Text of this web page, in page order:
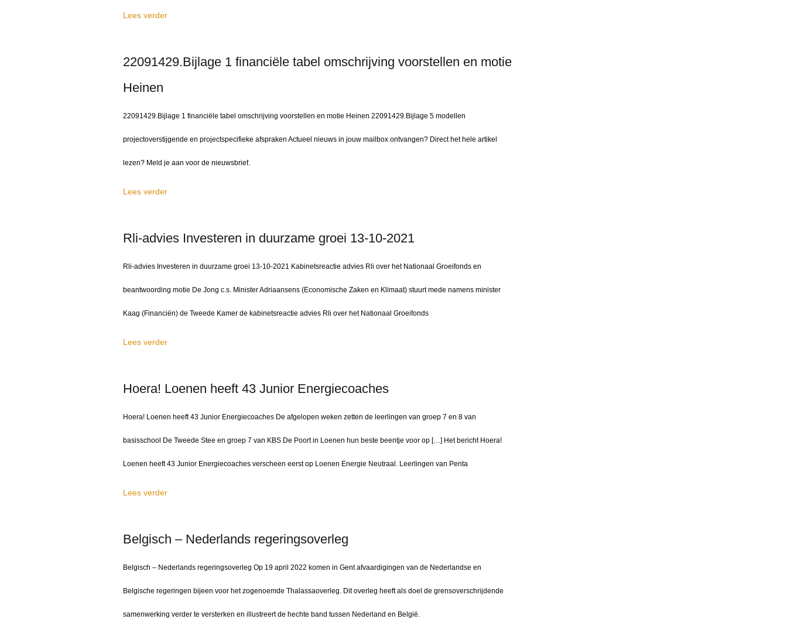
Lees verder
22091429.Bijlage 1 financiële tabel omschrijving voorstellen en motie
Heinen
22091429.Bijlage 1 financiële tabel omschrijving voorstellen en motie Heinen 22091429.Bijlage 5 modellen
projectoverstijgende en projectspecifieke afspraken Actueel nieuws in jouw mailbox ontvangen? Direct het hele artikel
lezen? Meld je aan voor de nieuwsbrief.
Lees verder
Rli-advies Investeren in duurzame groei 13-10-2021
Rli-advies Investeren in duurzame groei 13-10-2021 Kabinetsreactie advies Rli over het Nationaal Groeifonds en
beantwoording motie De Jong c.s. Minister Adriaansens (Economische Zaken en Klimaat) stuurt mede namens minister
Kaag (Financiën) de Tweede Kamer de kabinetsreactie advies Rli over het Nationaal Groeifonds
Lees verder
Hoera! Loenen heeft 43 Junior Energiecoaches
Hoera! Loenen heeft 43 Junior Energiecoaches De afgelopen weken zetten de leerlingen van groep 7 en 8 van
basisschool De Tweede Stee en groep 7 van KBS De Poort in Loenen hun beste beentje voor op […] Het bericht Hoera!
Loenen heeft 43 Junior Energiecoaches verscheen eerst op Loenen Energie Neutraal. Leerlingen van Penta
Lees verder
Belgisch – Nederlands regeringsoverleg
Belgisch – Nederlands regeringsoverleg Op 19 april 2022 komen in Gent afvaardigingen van de Nederlandse en
Belgische regeringen bijeen voor het zogenoemde Thalassaoverleg. Dit overleg heeft als doel de grensoverschrijdende
samenwerking verder te versterken en illustreert de hechte band tussen Nederland en België.